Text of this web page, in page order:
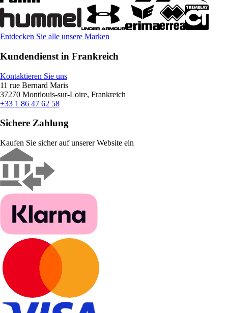
Entdecken Sie alle unsere Marken
Kundendienst in Frankreich
Kontaktieren Sie uns
11 rue Bernard Maris
37270 Montlouis-sur-Loire, Frankreich
+33 1 86 47 62 58
Sichere Zahlung
Kaufen Sie sicher auf unserer Website ein